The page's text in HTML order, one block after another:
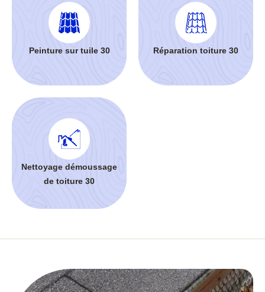
Peinture sur tuile 30 Réparation toiture 30
Nettoyage démoussage
de toiture 30